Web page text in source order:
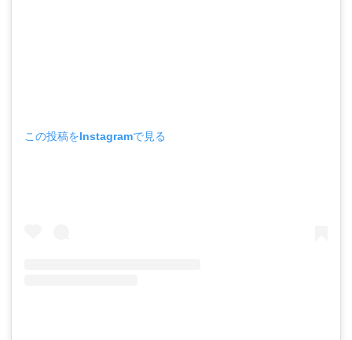
この投稿をInstagramで見る